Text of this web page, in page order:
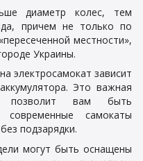
диаметр колес, тем
причем не только по
местности»,
Украины.
электросамокат зависит
Это важная
позволит вам быть
самокаты
подзарядки.
могут быть оснащены